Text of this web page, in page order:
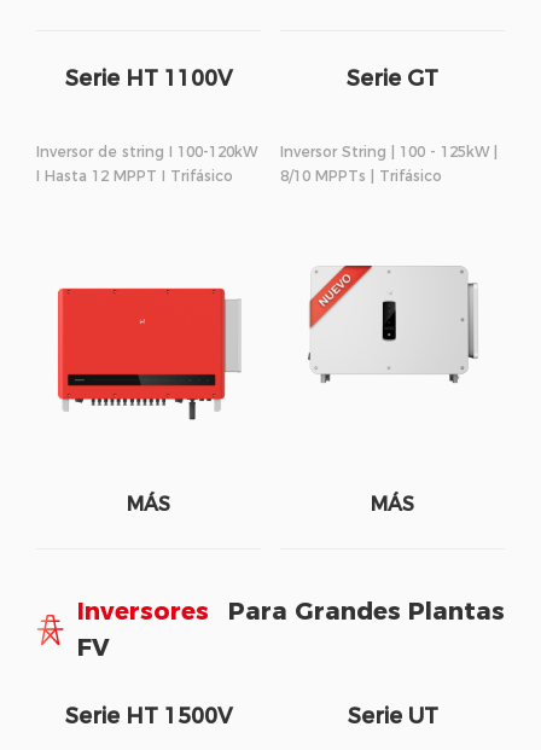
Serie HT 1100V
Inversor de string I 100-120kW
I Hasta 12 MPPT I Trifásico
MÁS
Serie GT
Inversor String | 100 - 125kW |
8/10 MPPTs | Trifásico
MÁS
Inversores
Para Grandes Plantas
FV
Serie HT 1500V Serie UT